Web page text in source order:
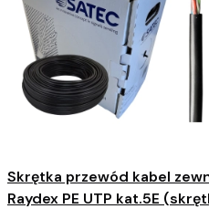
Skrętka przewód kabel
Raydex PE UTP kat.5E